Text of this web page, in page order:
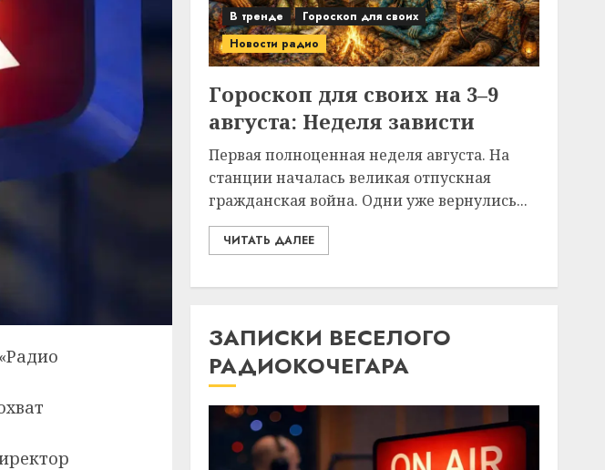
В тренде
Гороскоп для своих
Новости радио
Гороскоп для своих на 3–9
августа: Неделя зависти
Первая полноценная неделя августа. На
станции началась великая отпускная
гражданская война. Одни уже вернулись...
ЧИТАТЬ ДАЛЕЕ
ЗАПИСКИ ВЕСЕЛОГО
РАДИОКОЧЕГАРА